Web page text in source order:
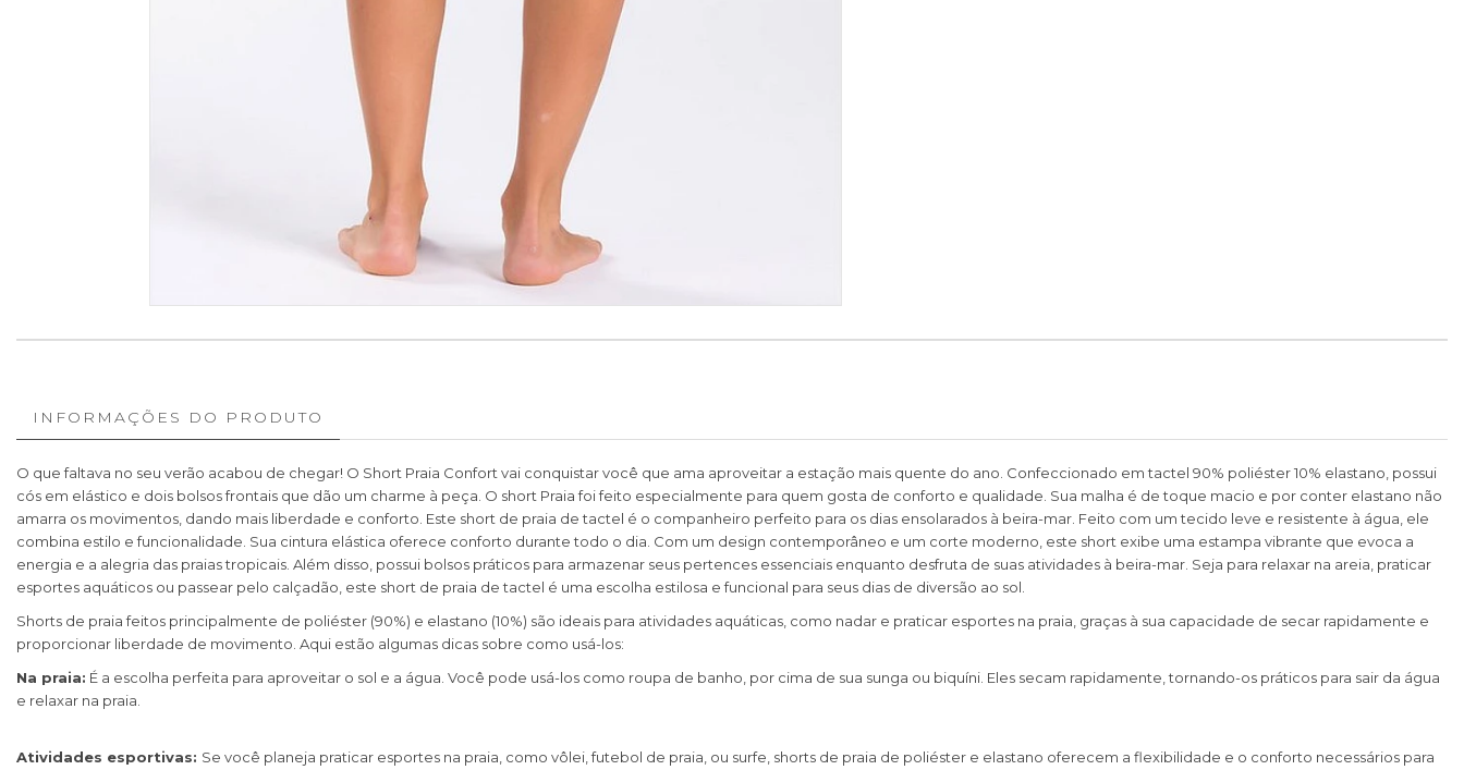
INFORMAÇÕES DO PRODUTO
O que faltava no seu verão acabou de chegar! O Short Praia Confort vai conquistar você que ama aproveitar a estação mais quente do ano. Confeccionado em tactel 90% poliéster 10% elastano, possui
cós em elástico e dois bolsos frontais que dão um charme à peça. O short Praia foi feito especialmente para quem gosta de conforto e qualidade. Sua malha é de toque macio e por conter elastano não
amarra os movimentos, dando mais liberdade e conforto. Este short de praia de tactel é o companheiro perfeito para os dias ensolarados à beira-mar. Feito com um tecido leve e resistente à água, ele
combina estilo e funcionalidade. Sua cintura elástica oferece conforto durante todo o dia. Com um design contemporâneo e um corte moderno, este short exibe uma estampa vibrante que evoca a
energia e a alegria das praias tropicais. Além disso, possui bolsos práticos para armazenar seus pertences essenciais enquanto desfruta de suas atividades à beira-mar. Seja para relaxar na areia, praticar
esportes aquáticos ou passear pelo calçadão, este short de praia de tactel é uma escolha estilosa e funcional para seus dias de diversão ao sol.
Shorts de praia feitos principalmente de poliéster (90%) e elastano (10%) são ideais para atividades aquáticas, como nadar e praticar esportes na praia, graças à sua capacidade de secar rapidamente e
proporcionar liberdade de movimento. Aqui estão algumas dicas sobre como usá-los:
Na praia: É a escolha perfeita para aproveitar o sol e a água. Você pode usá-los como roupa de banho, por cima de sua sunga ou biquíni. Eles secam rapidamente, tornando-os práticos para sair da água
e relaxar na praia.
Atividades esportivas: Se você planeja praticar esportes na praia, como vôlei, futebol de praia, ou surfe, shorts de praia de poliéster e elastano oferecem a flexibilidade e o conforto necessários para